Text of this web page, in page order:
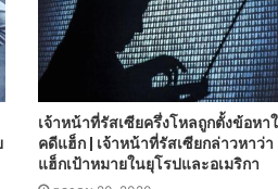
เจ้าหน้าที่รัสเซียครึ่งโหลถูกตั้งข้อหา
คดีแฮ็ก | เจ้าหน้าที่รัสเซียกล่าวหาว่า
แฮ็กเป้าหมายในยุโรปและอเมริกา